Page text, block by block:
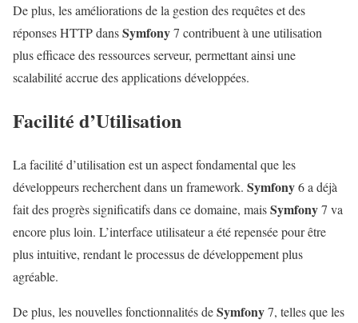
De plus, les améliorations de la gestion des requêtes et des
réponses HTTP dansSymfony7 contribuent à une utilisation
plus efficace des ressources serveur, permettant ainsi une
scalabilité accrue des applications développées.
Facilité d’Utilisation
La facilité d’utilisation est un aspect fondamental que les
développeurs recherchent dans un framework. Symfony6 a déjà
fait des progrès significatifs dans ce domaine, maisSymfony7 va
encore plus loin. L’interface utilisateur a été repensée pour être
plus intuitive, rendant le processus de développement plus
agréable.
De plus, les nouvelles fonctionnalités deSymfony7, telles que les